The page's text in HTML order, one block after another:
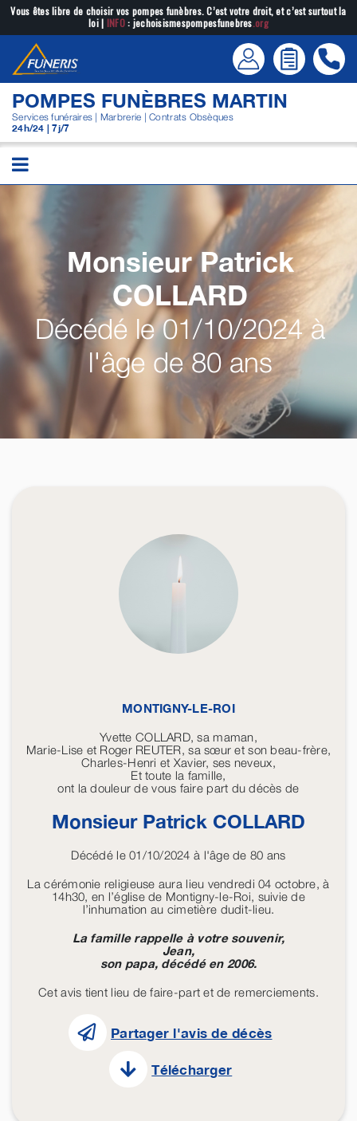
Passer
contenu
Vous êtes libre de choisir vos pompes funèbres. C’est votre droit, et c’est surtout la
loi | INFO: jechoisismespompesfunebres.org
POMPES FUNÈBRES MARTIN
Services funéraires | Marbrerie | Contrats Obsèques
24h/24 | 7j/7
Monsieur Patrick
COLLARD
Décédé le 01/10/2024 à
l'âge de 80 ans
MONTIGNY-LE-ROI
Yvette COLLARD, sa maman,
Marie-Lise et Roger REUTER, sa sœur et son beau-frère,
Charles-Henri et Xavier, ses neveux,
Et toute la famille,
ont la douleur de vous faire part du décès de
Monsieur Patrick COLLARD
Décédé le 01/10/2024 à l'âge de 80 ans
La cérémonie religieuse aura lieu vendredi 04 octobre, à
14h30, en l’église de Montigny-le-Roi, suivie de
l’inhumation au cimetière dudit-lieu.
La famille rappelle à votre souvenir,
Jean,
son papa, décédé en 2006.
Cet avis tient lieu de faire-part et de remerciements.
Partager l'avis de décès
Télécharger